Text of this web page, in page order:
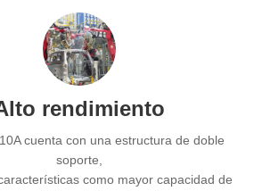
rendimiento
cuenta con una estructura de doble
soporte,
como mayor capacidad de